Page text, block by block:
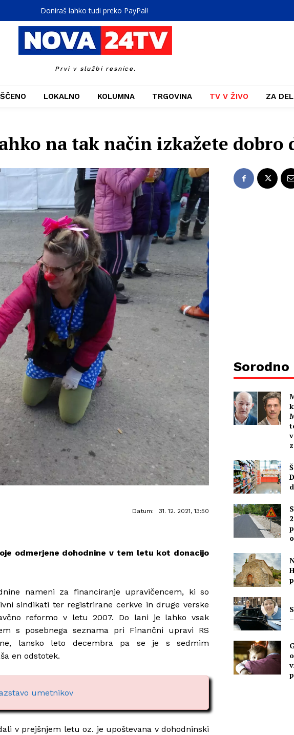
Doniraš lahko tudi preko PayPal!
Prvi v službi resnice.
LOKALNO KOLUMNA TRGOVINA TV V ŽIVO ZA
na tak način izkažete dobro
Datum: 31. 12. 2021, 13:50
odmerjene dohodnine v tem letu kot donacijo
nameni za financiranje upravičencem, ki so
sindikati ter registrirane cerkve in druge verske
reformo v letu 2007. Do lani je lahko vsak
s posebnega seznama pri Finančni upravi RS
lansko leto decembra pa se je s sedmim
en odstotek.
umetnikov
v prejšnjem letu oz. je upoštevana v dohodninski
Sorodno